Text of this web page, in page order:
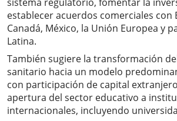
establecer acuerdos comerciales con
Canadá, México, la Unión Europea y
Latina.
También sugiere la transformación
sanitario hacia un modelo
con participación de capital
apertura del sector educativo a
internacionales, incluyendo